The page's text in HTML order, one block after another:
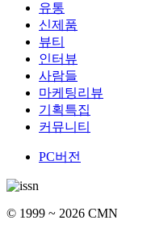
유통
신제품
뷰티
인터뷰
사람들
마케팅리뷰
기획특집
커뮤니티
PC버전
© 1999 ~ 2026 CMN